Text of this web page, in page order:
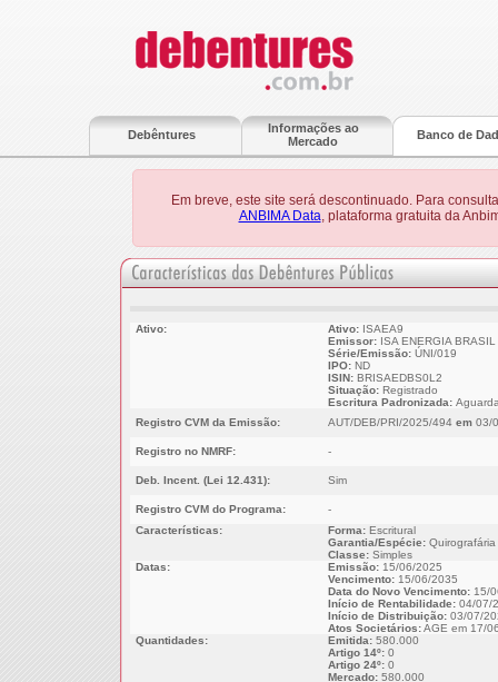
Debêntures
Informações ao
Mercado
Banco de
Em breve, este site será descontinuado. Para
ANBIMA Data, plataforma gratuita da
Ativo: Ativo:ISAEA9
Emissor:ISA ENERGIA BRASIL
Série/Emissão:ÚNI/019
IPO: ND
ISIN:BRISAEDBS0L2
Situação:Registrado
Escritura Padronizada:
Registro CVM da Emissão:
AUT/DEB/PRI/2025/494 em03/
Registro no NMRF: -
Deb. Incent. (Lei 12.431): Sim
Registro CVM do Programa:
-
Características:
Forma:Escritural
Garantia/Espécie:Quirografária
Classe:Simples
Datas:
Emissão:15/06/2025
Vencimento: 15/06/2035
Data do Novo Vencimento:15/
Início de Rentabilidade:04/07/
Início de Distribuição:03/07/
Atos Societários:AGE em 17/
Quantidades:
Emitida:580.000
Artigo 14º:0
Artigo 24º:0
Mercado:580.000